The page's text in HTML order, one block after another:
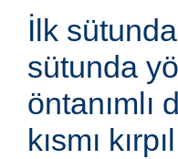
İlk
sütunda
öntanımlı
kısmı